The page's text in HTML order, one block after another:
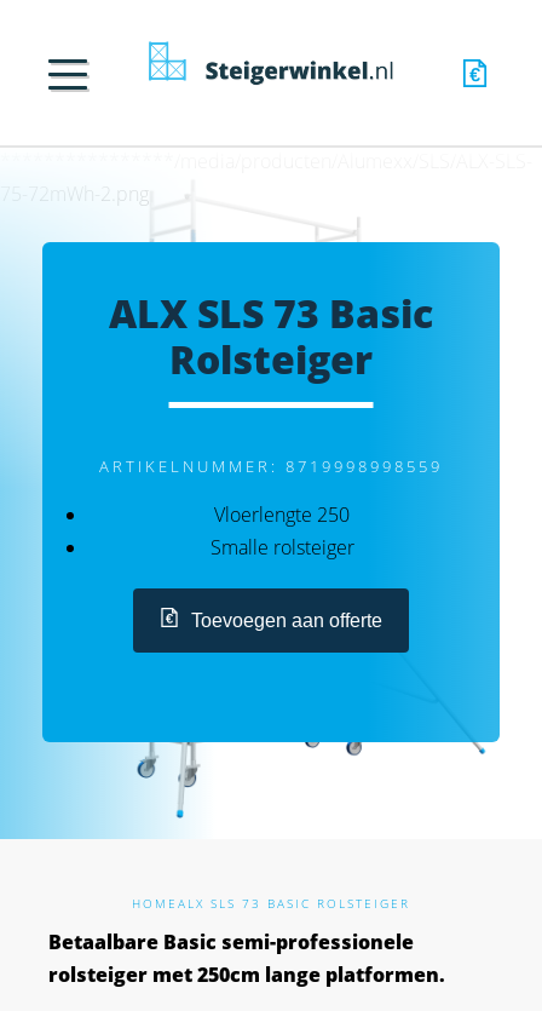
75-72mWh-2.png
ALX SLS 73 Basic
Rolsteiger
ARTIKELNUMMER: 8719998998559
Vloerlengte 250
Smalle rolsteiger
Toevoegen aan offerte
HOME ALX SLS 73 BASIC ROLSTEIGER
Betaalbare Basic semi-professionele
rolsteiger met 250cm lange platformen.